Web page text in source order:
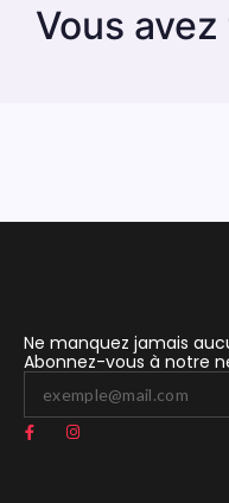
Vous
Ne manquez jamais
Abonnez-vous à notre